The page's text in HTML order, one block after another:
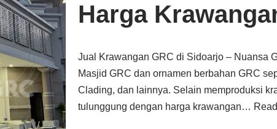
Harga
Jual Krawangan GRC di Sidoarjo – Nuansa
Masjid GRC dan ornamen berbahan GRC
Clading, dan lainnya. Selain memproduksi
tulunggung dengan harga krawangan…